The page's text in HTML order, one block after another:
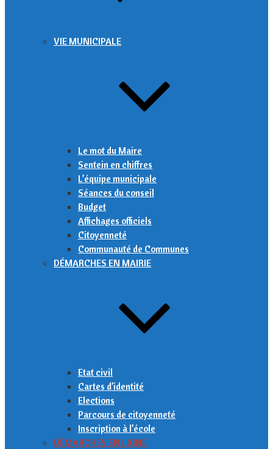
VIE MUNICIPALE
Le mot du Maire
Sentein en chiffres
L’équipe municipale
Séances du conseil
Budget
Affichages officiels
Citoyenneté
Communauté de Communes
DÉMARCHES EN MAIRIE
Etat civil
Cartes d’identité
Elections
Parcours de citoyenneté
Inscription à l’école
DÉMARCHES EN LIGNE